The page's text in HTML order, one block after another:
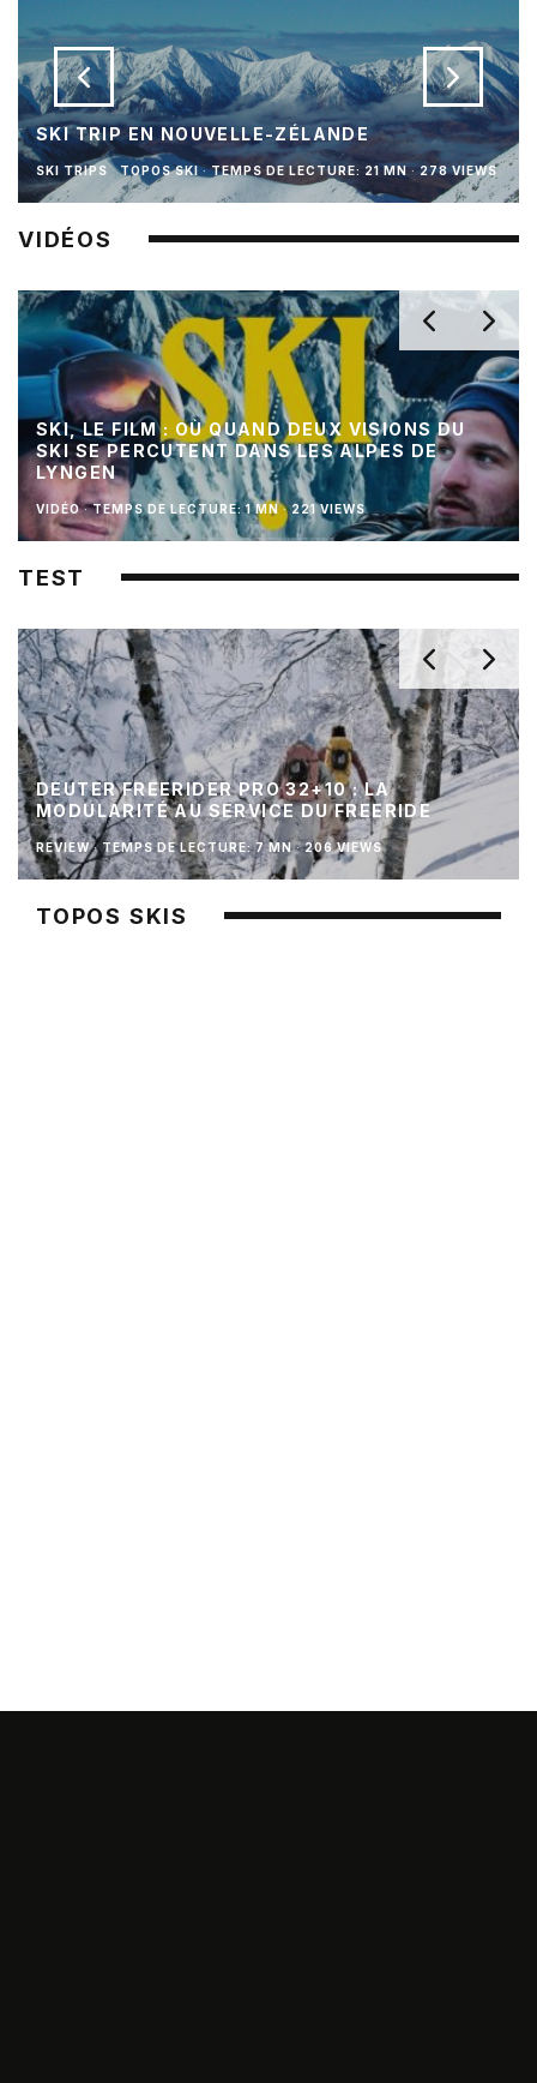
SKI TRIP EN NOUVELLE-ZÉLANDE
SKI TRIPS TOPOS SKI · TEMPS DE LECTURE: 21 MN · 278 VIEWS
VIDÉOS
SKI, LE FILM : OÙ QUAND DEUX VISIONS DU
SKI SE PERCUTENT DANS LES ALPES DE
LYNGEN
VIDÉO · TEMPS DE LECTURE: 1 MN · 221 VIEWS
TEST
DEUTER FREERIDER PRO 32+10 : LA
MODULARITÉ AU SERVICE DU FREERIDE
REVIEW · TEMPS DE LECTURE: 7 MN · 206 VIEWS
TOPOS SKIS